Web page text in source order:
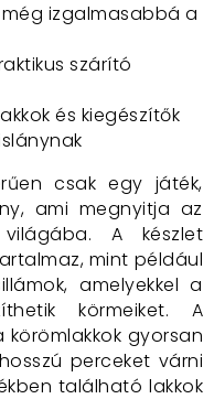
izgalmasabbá a
szárító
és kiegészítők
csak egy játék,
ami megnyitja az
A készlet
mint például
amelyekkel a
körmeiket. A
gyorsan
perceket várni
található lakkok